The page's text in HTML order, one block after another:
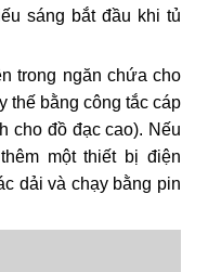
sáng bắt đầu khi tủ
trong ngăn chứa cho
thế bằng công tắc cáp
cho đồ đạc cao). Nếu
một thiết bị điện
dải và chạy bằng pin